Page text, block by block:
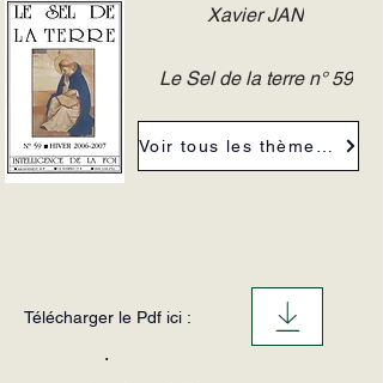
Xavier JAN
Le Sel de la terre n° 59
Télécharger le Pdf ici :
.